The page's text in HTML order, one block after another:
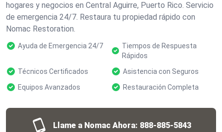
hogares y negocios en Central Aguirre, Puerto Rico. Servicio
de emergencia 24/7. Restaura tu propiedad rápido con
Nomac Restoration.
Ayuda de Emergencia 24/7
Tiempos de Respuesta
Rápidos
Técnicos Certificados
Asistencia con Seguros
Equipos Avanzados
Restauración Completa
Llame a Nomac Ahora: 888-885-5843